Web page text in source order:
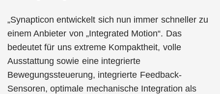
„Synapticon entwickelt sich nun immer schneller zu
einem Anbieter von „Integrated Motion“. Das
bedeutet für uns extreme Kompaktheit, volle
Ausstattung sowie eine integrierte
Bewegungssteuerung, integrierte Feedback-
Sensoren, optimale mechanische Integration als